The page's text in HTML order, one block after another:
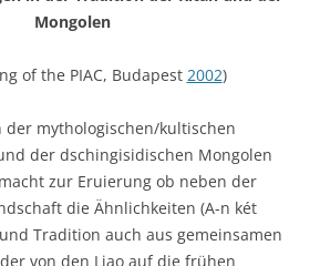
Mongolen
of the PIAC, Budapest 2002)
der mythologischen/kultischen
der dschingisidischen Mongolen
zur Eruierung ob neben der
die Ähnlichkeiten (A-n két
Tradition auch aus gemeinsamen
von den Liao auf die frühen